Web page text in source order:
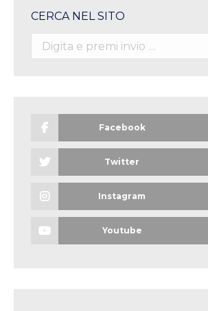
CERCA NEL SITO
Search:
Facebook
Twitter
Instagram
Youtube